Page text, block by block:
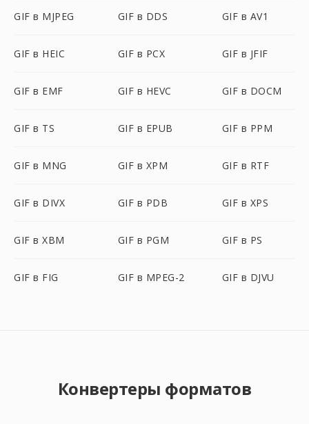
GIF в MJPEG GIF в DDS GIF в AV1
GIF в HEIC GIF в PCX GIF в JFIF
GIF в EMF GIF в HEVC GIF в DOCM
GIF в TS GIF в EPUB GIF в PPM
GIF в MNG GIF в XPM GIF в RTF
GIF в DIVX GIF в PDB GIF в XPS
GIF в XBM GIF в PGM GIF в PS
GIF в FIG GIF в MPEG-2 GIF в DJVU
Конвертеры форматов